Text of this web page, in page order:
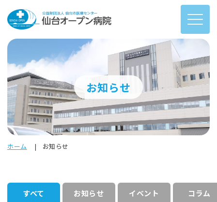
お知らせ
ホーム お知らせ
すべて お知らせ イベント コラム